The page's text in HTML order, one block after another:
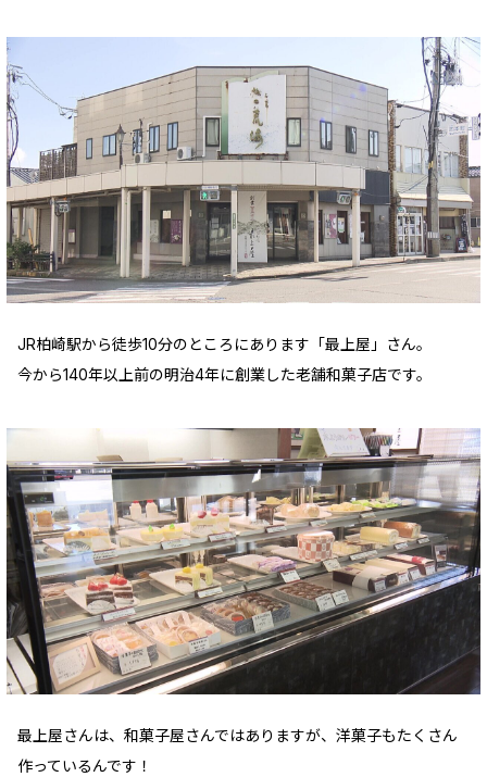
JR柏崎駅から徒歩10分のところにあります「最上屋」さん。
今から140年以上前の明治4年に創業した老舗和菓子店です。
最上屋さんは、和菓子屋さんではありますが、洋菓子もたくさん
作っているんです！